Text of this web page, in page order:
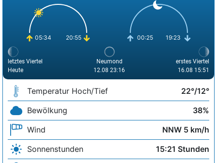
05:34 20:55 00:25 19:23
letztes Viertel
Heute
Neumond
12.08 23:16
erstes Viertel
16.08 15:51
Temperatur Hoch/Tief
22°/12°
Bewölkung
38%
Wind
NNW 5 km/h
Sonnenstunden
15:21 Stunden